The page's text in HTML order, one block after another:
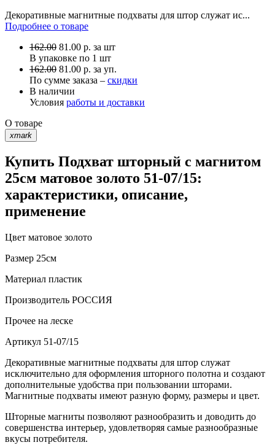
Декоративные магнитные подхваты для штор служат ис...
Подробнее о товаре
162.00 81.00 р. за шт
В упаковке по 1 шт
162.00 81.00 р. за уп.
По сумме заказа – скидки
В наличии
Условия работы и доставки
О товаре
xmark
Купить Подхват шторный с магнитом
25см матовое золото 51-07/15:
характеристики, описание,
применение
Цвет матовое золото
Размер 25см
Материал пластик
Производитель РОССИЯ
Прочее на леске
Артикул 51-07/15
Декоративные магнитные подхваты для штор служат
исключительно для оформления шторного полотна и создают
дополнительные удобства при пользовании шторами.
Магнитные подхваты имеют разную форму, размеры и цвет.
Шторные магниты позволяют разнообразить и доводить до
совершенства интерьер, удовлетворяя самые разнообразные
вкусы потребителя.